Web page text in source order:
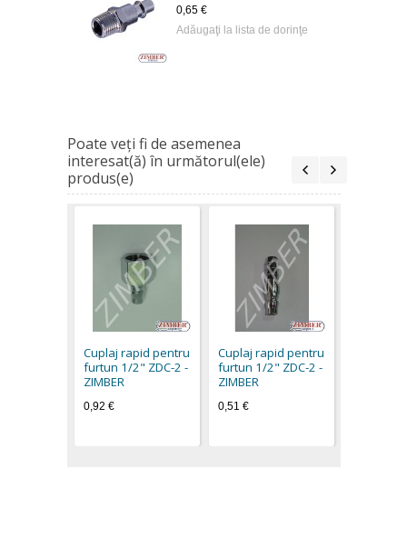
0,65 €
Adăugaţi la lista de dorinţe
Poate veţi fi de asemenea
interesat(ă) în următorul(ele)
produs(e)
Cuplaj rapid pentru
furtun 1/2" ZDC-2 -
ZIMBER
0,92 €
Cuplaj rapid pentru
furtun 1/2" ZDC-2 -
ZIMBER
0,51 €